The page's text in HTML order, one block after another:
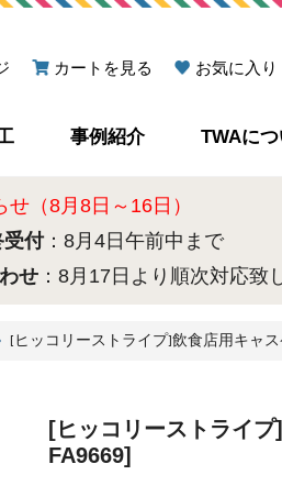
カートを見る お気に入り
事例紹介 TWAに
（8月8日～16日）
受付：8月4日午前中まで
せ ：8月17日より順次対応致
[ヒッコリーストライプ]飲食店用キャス
[ヒッコリーストライ
FA9669]